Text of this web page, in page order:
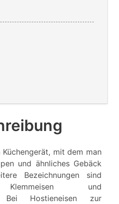
mit dem man
und ähnliches Gebäck
Bezeichnungen sind
Klemmeisen und
Bei Hostieneisen zur